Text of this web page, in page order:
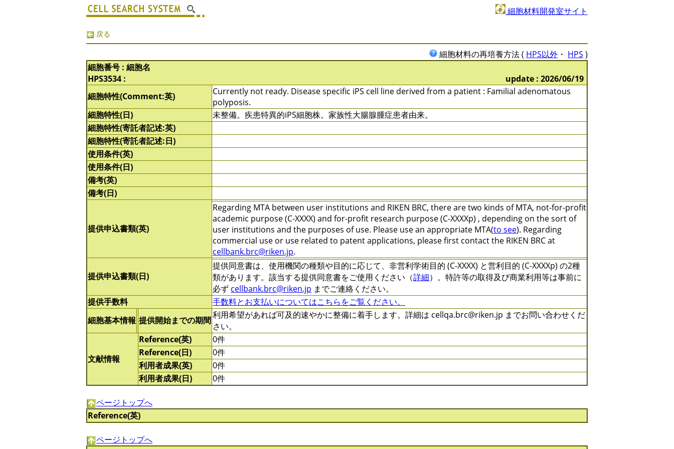
細胞材料開発室サイト
戻る
細胞材料の再培養方法 ( HPS以外 ・ HPS )
細胞番号 : 細胞名
HPS3534 :
update : 2026/06/19
細胞特性(Comment:英)
Currently not ready. Disease specific iPS cell line derived from a patient : Familial adenomatous
polyposis.
細胞特性(日)
未整備。疾患特異的iPS細胞株。家族性大腸腺腫症患者由来。
細胞特性(寄託者記述:英)
細胞特性(寄託者記述:日)
使用条件(英)
使用条件(日)
備考(英)
備考(日)
提供申込書類(英)
Regarding MTA between user institutions and RIKEN BRC, there are two kinds of MTA, not-for-profit
academic purpose (C-XXXX) and for-profit research purpose (C-XXXXp) , depending on the sort of
user institutions and the purposes of use. Please use an appropriate MTA(to see). Regarding
commercial use or use related to patent applications, please first contact the RIKEN BRC at
cellbank.brc@riken.jp.
提供申込書類(日)
提供同意書は、使用機関の種類や目的に応じて、非営利学術目的 (C-XXXX) と営利目的 (C-XXXXp) の2種
類があります。該当する提供同意書をご使用ください（詳細）。特許等の取得及び商業利用等は事前に
必ず cellbank.brc@riken.jp までご連絡ください。
提供手数料
手数料とお支払いについてはこちらをご覧ください。
細胞基本情報 提供開始までの期間利用希望があれば可及的速やかに整備に着手します。詳細は cellqa.brc@riken.jp までお問い合わせくだ
さい。
文献情報
Reference(英)
0件
Reference(日)
0件
利用者成果(英)
0件
利用者成果(日)
0件
ページトップへ
Reference(英)
ページトップへ